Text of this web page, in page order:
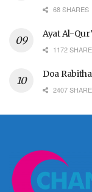
68 SHARES
Ayat Al-
1172
Doa
2407